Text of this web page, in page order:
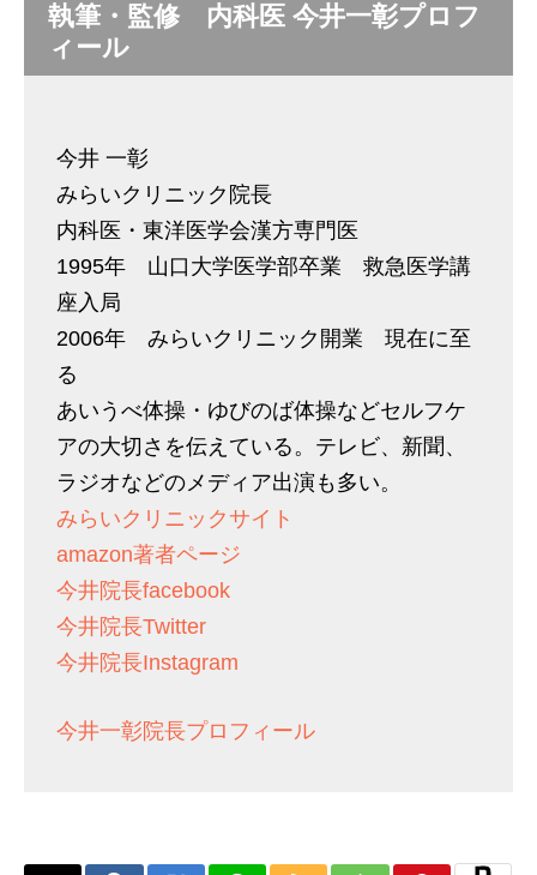
執筆・監修 内科医 今井一彰プロフ
ィール
今井 一彰
みらいクリニック院長
内科医・東洋医学会漢方専門医
1995年 山口大学医学部卒業 救急医学講
座入局
2006年 みらいクリニック開業 現在に至
る
あいうべ体操・ゆびのば体操などセルフケ
アの大切さを伝えている。テレビ、新聞、
ラジオなどのメディア出演も多い。
みらいクリニックサイト
amazon著者ページ
今井院長facebook
今井院長Twitter
今井院長Instagram
今井一彰院長プロフィール